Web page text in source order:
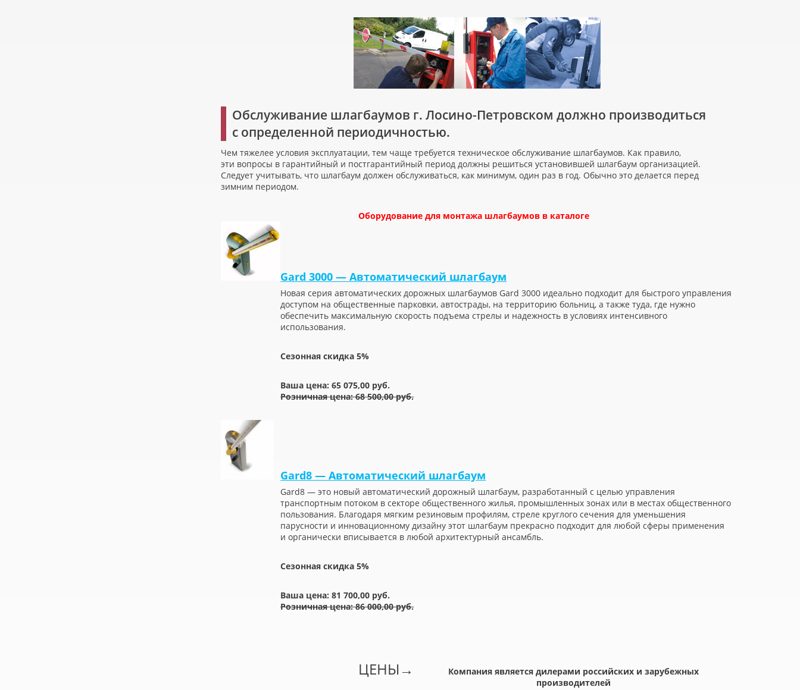
Обслуживание шлагбаумов г. Лосино-Петровском должно производиться
с определенной периодичностью.
Чем тяжелее условия эксплуатации, тем чаще требуется техническое обслуживание шлагбаумов. Как правило,
эти вопросы в гарантийный и постгарантийный период должны решиться установившей шлагбаум организацией.
Следует учитывать, что шлагбаум должен обслуживаться, как минимум, один раз в год. Обычно это делается перед
зимним периодом.
Оборудование для монтажа шлагбаумов в каталоге
Gard 3000 — Автоматический шлагбаум
Новая серия автоматических дорожных шлагбаумов Gard 3000 идеально подходит для быстрого управления
доступом на общественные парковки, автострады, на территорию больниц, а также туда, где нужно
обеспечить максимальную скорость подъема стрелы и надежность в условиях интенсивного
использования.
Сезонная скидка 5%
Ваша цена: 65 075,00 руб.
Розничная цена: 68 500,00 руб.
Gard8 — Автоматический шлагбаум
Gard8 — это новый автоматический дорожный шлагбаум, разработанный с целью управления
транспортным потоком в секторе общественного жилья, промышленных зонах или в местах общественного
пользования. Благодаря мягким резиновым профилям, стреле круглого сечения для уменьшения
парусности и инновационному дизайну этот шлагбаум прекрасно подходит для любой сферы применения
и органически вписывается в любой архитектурный ансамбль.
Сезонная скидка 5%
Ваша цена: 81 700,00 руб.
Розничная цена: 86 000,00 руб.
ЦЕНЫ→
Компания является дилерами российских и зарубежных
производителей